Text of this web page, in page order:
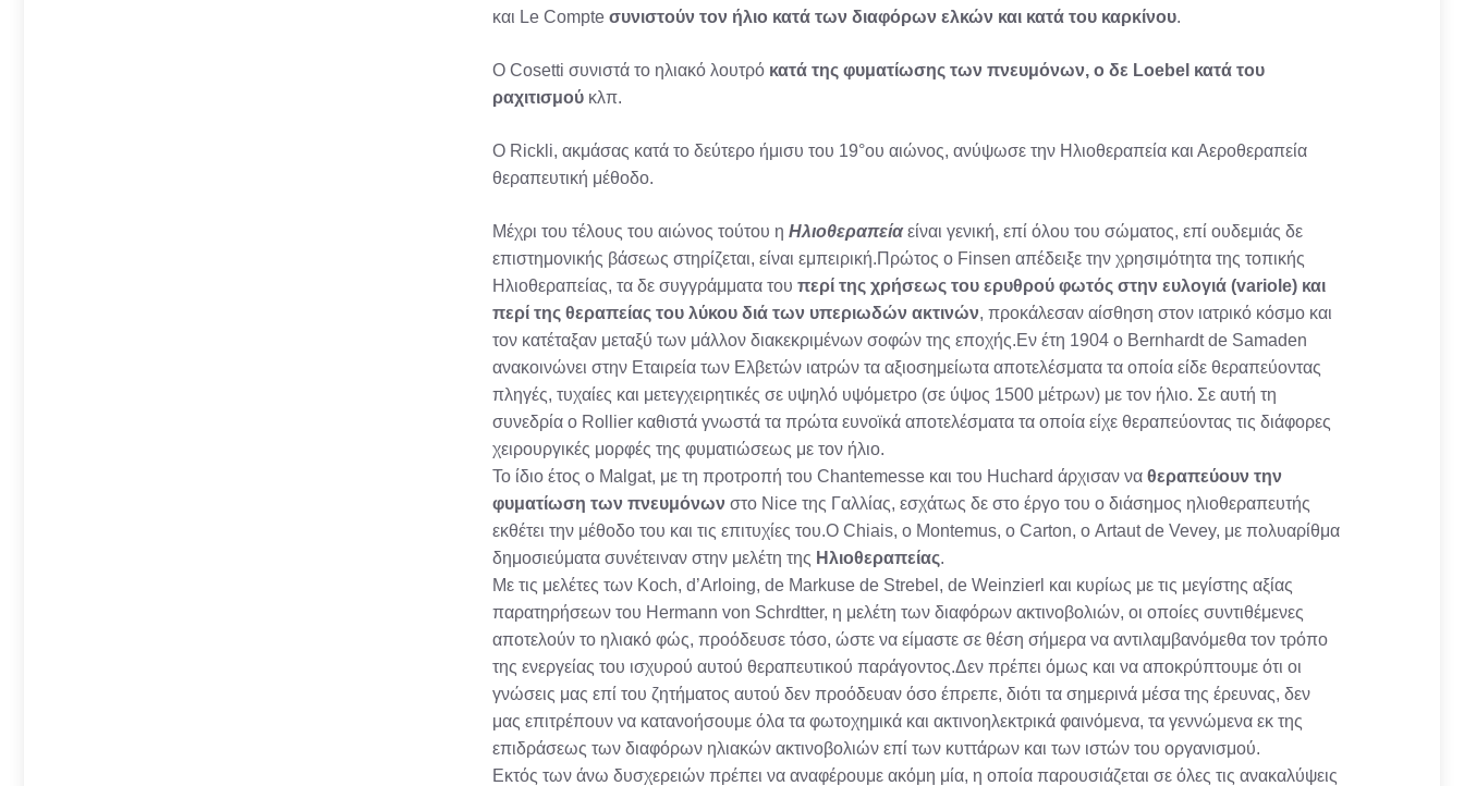
και Le Compte συνιστούν τον ήλιο κατά των διαφόρων ελκών και κατά του καρκίνου.
Ο Cosetti συνιστά το ηλιακό λουτρό κατά της φυματίωσης των πνευμόνων, ο δε Loebel κατά του
ραχιτισμού κλπ.
Ο Rickli, ακμάσας κατά το δεύτερο ήμισυ του 19°ου αιώνος, ανύψωσε την Ηλιοθεραπεία και Αεροθεραπεία
θεραπευτική μέθοδο.
Μέχρι του τέλους του αιώνος τούτου η Ηλιοθεραπείαείναι γενική, επί όλου του σώματος, επί ουδεμιάς δε
επιστημονικής βάσεως στηρίζεται, είναι εμπειρική.Πρώτος ο Finsen απέδειξε την χρησιμότητα της τοπικής
Ηλιοθεραπείας, τα δε συγγράμματα του περί της χρήσεως του ερυθρού φωτός στην ευλογιά (variole) και
περί της θεραπείας του λύκου διά των υπεριωδών ακτινών, προκάλεσαν αίσθηση στον ιατρικό κόσμο και
τον κατέταξαν μεταξύ των μάλλον διακεκριμένων σοφών της εποχής.Εν έτη 1904 ο Bernhardt de Samaden
ανακοινώνει στην Εταιρεία των Ελβετών ιατρών τα αξιοσημείωτα αποτελέσματα τα οποία είδε θεραπεύοντας
πληγές, τυχαίες και μετεγχειρητικές σε υψηλό υψόμετρο (σε ύψος 1500 μέτρων) με τον ήλιο. Σε αυτή τη
συνεδρία ο Rollier καθιστά γνωστά τα πρώτα ευνοϊκά αποτελέσματα τα οποία είχε θεραπεύοντας τις διάφορες
χειρουργικές μορφές της φυματιώσεως με τον ήλιο.
Το ίδιο έτος ο Malgat, με τη προτροπή του Chantemesse και του Huchard άρχισαν να θεραπεύουν την
φυματίωση των πνευμόνων στο Nice της Γαλλίας, εσχάτως δε στο έργο του ο διάσημος ηλιοθεραπευτής
εκθέτει την μέθοδο του και τις επιτυχίες του.Ο Chiais, ο Montemus, ο Carton, ο Artaut de Vevey, με πολυαρίθμα
δημοσιεύματα συνέτειναν στην μελέτη της Ηλιοθεραπείας.
Με τις μελέτες των Koch, d’Arloing, de Markuse de Strebel, de Weinzierl και κυρίως με τις μεγίστης αξίας
παρατηρήσεων του Hermann von Schrdtter, η μελέτη των διαφόρων ακτινοβολιών, οι οποίες συντιθέμενες
αποτελούν το ηλιακό φώς, προόδευσε τόσο, ώστε να είμαστε σε θέση σήμερα να αντιλαμβανόμεθα τον τρόπο
της ενεργείας του ισχυρού αυτού θεραπευτικού παράγοντος.Δεν πρέπει όμως και να αποκρύπτουμε ότι οι
γνώσεις μας επί του ζητήματος αυτού δεν προόδευαν όσο έπρεπε, διότι τα σημερινά μέσα της έρευνας, δεν
μας επιτρέπουν να κατανοήσουμε όλα τα φωτοχημικά και ακτινοηλεκτρικά φαινόμενα, τα γεννώμενα εκ της
επιδράσεως των διαφόρων ηλιακών ακτινοβολιών επί των κυττάρων και των ιστών του οργανισμού.
Εκτός των άνω δυσχερειών πρέπει να αναφέρουμε ακόμη μία, η οποία παρουσιάζεται σε όλες τις ανακαλύψεις